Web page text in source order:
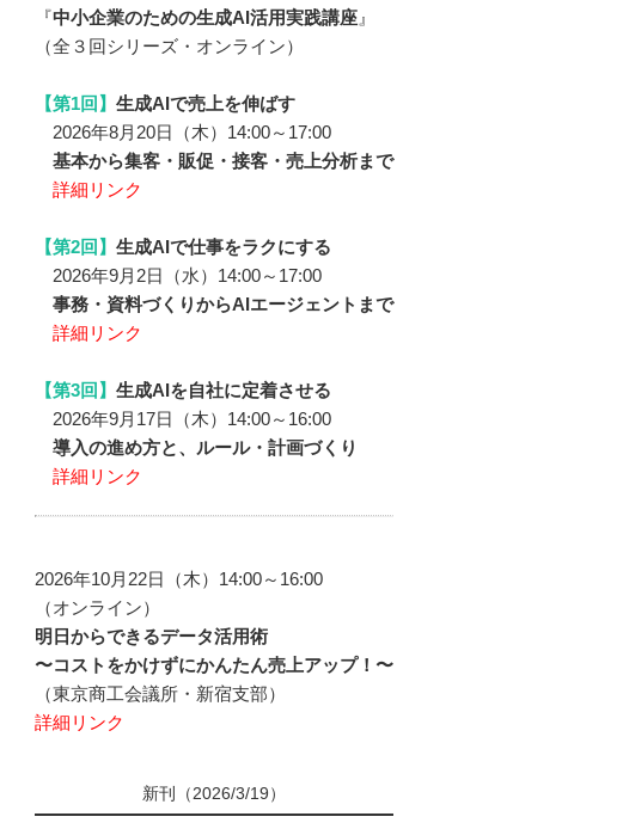
『中小企業のための生成AI活用実践講座 』
（全３回シリーズ・オンライン）
【第1回】 生成AIで売上を伸ばす
2026年8月20日（木）14:00～17:00
基本から集客・販促・接客・売上分析まで
詳細リンク
【第2回】 生成AIで仕事をラクにする
2026年9月2日（水）14:00～17:00
事務・資料づくりからAIエージェントまで
詳細リンク
【第3回】 生成AIを自社に定着させる
2026年9月17日（木）14:00～16:00
導入の進め方と、ルール・計画づくり
詳細リンク
2026年10月22日（木）14:00～16:00
（オンライン）
明日からできるデータ活用術
〜コストをかけずにかんたん売上アップ！〜
（東京商工会議所・新宿支部）
詳細リンク
新刊（2026/3/19）